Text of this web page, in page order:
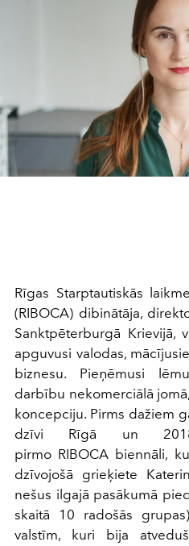
Rīgas Starptautiskās
(RIBOCA) dibinātāja,
Sanktpēterburgā Krievijā,
apguvusi valodas,
biznesu. Pieņēmusi
darbību nekomerciālā
koncepciju. Pirms dažiem
dzīvi Rīgā un
pirmo RIBOCA biennāli,
dzīvojošā grieķiete
nešus ilgajā pasākumā
skaitā 10 radošās
valstīm, kuri bija